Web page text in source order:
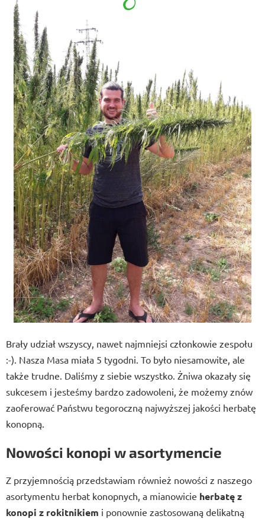
Brały udział wszyscy, nawet najmniejsi członkowie zespołu
:-). Nasza Masa miała 5 tygodni. To było niesamowite, ale
także trudne. Daliśmy z siebie wszystko. Żniwa okazały się
sukcesem i jesteśmy bardzo zadowoleni, że możemy znów
zaoferować Państwu tegoroczną najwyższej jakości herbatę
konopną.
Nowości konopi w asortymencie
Z przyjemnością przedstawiam również nowości z naszego
asortymentu herbat konopnych, a mianowicie herbatę z
konopi z rokitnikiem i ponownie zastosowaną delikatną